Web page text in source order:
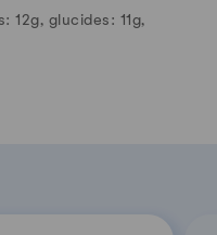
12g, glucides: 11 g,